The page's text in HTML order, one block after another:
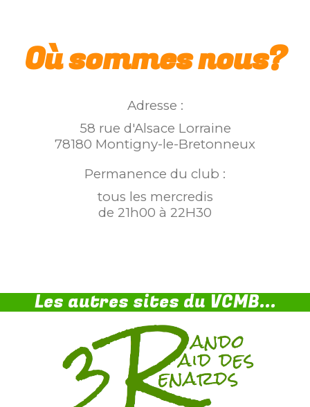
Où sommes nous?
Adresse :
58 rue d'Alsace Lorraine
78180 Montigny-le-Bretonneux
Permanence du club :
tous les mercredis
de 21h00 à 22H30
Les autres sites du VCMB...